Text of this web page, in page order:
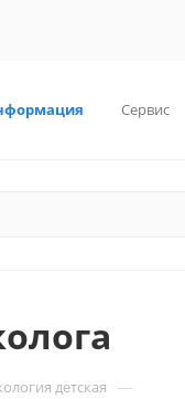
Сервис
детская —